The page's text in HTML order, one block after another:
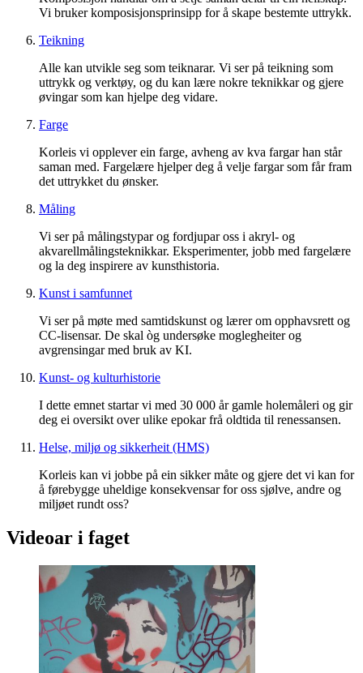
Vi bruker komposisjonsprinsipp for å skape bestemte uttrykk.
Teikning
Alle kan utvikle seg som teiknarar. Vi ser på teikning som
uttrykk og verktøy, og du kan lære nokre teknikkar og gjere
øvingar som kan hjelpe deg vidare.
Farge
Korleis vi opplever ein farge, avheng av kva fargar han står
saman med. Fargelære hjelper deg å velje fargar som får fram
det uttrykket du ønsker.
Måling
Vi ser på målingstypar og fordjupar oss i akryl- og
akvarellmålingsteknikkar. Eksperimenter, jobb med fargelære
og la deg inspirere av kunsthistoria.
Kunst i samfunnet
Vi ser på møte med samtidskunst og lærer om opphavsrett og
CC-lisensar. De skal òg undersøke moglegheiter og
avgrensingar med bruk av KI.
Kunst- og kulturhistorie
I dette emnet startar vi med 30 000 år gamle holemåleri og gir
deg ei oversikt over ulike epokar frå oldtida til renessansen.
Helse, miljø og sikkerheit (HMS)
Korleis kan vi jobbe på ein sikker måte og gjere det vi kan for
å førebygge uheldige konsekvensar for oss sjølve, andre og
miljøet rundt oss?
Videoar i faget